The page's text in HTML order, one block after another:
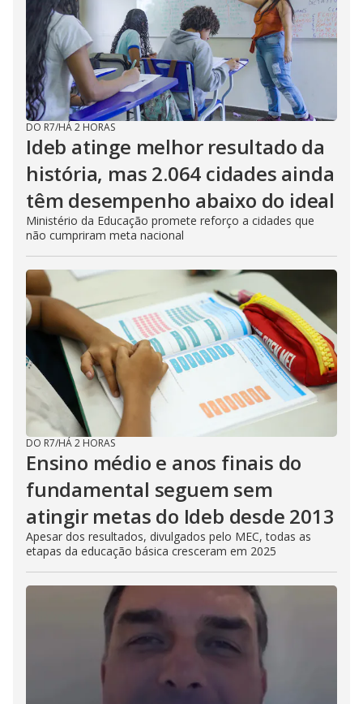
DO R7/HÁ 2 HORAS
Ideb atinge melhor resultado da
história, mas 2.064 cidades ainda
têm desempenho abaixo do ideal
Ministério da Educação promete reforço a cidades que
não cumpriram meta nacional
DO R7/HÁ 2 HORAS
Ensino médio e anos finais do
fundamental seguem sem
atingir metas do Ideb desde 2013
Apesar dos resultados, divulgados pelo MEC, todas as
etapas da educação básica cresceram em 2025